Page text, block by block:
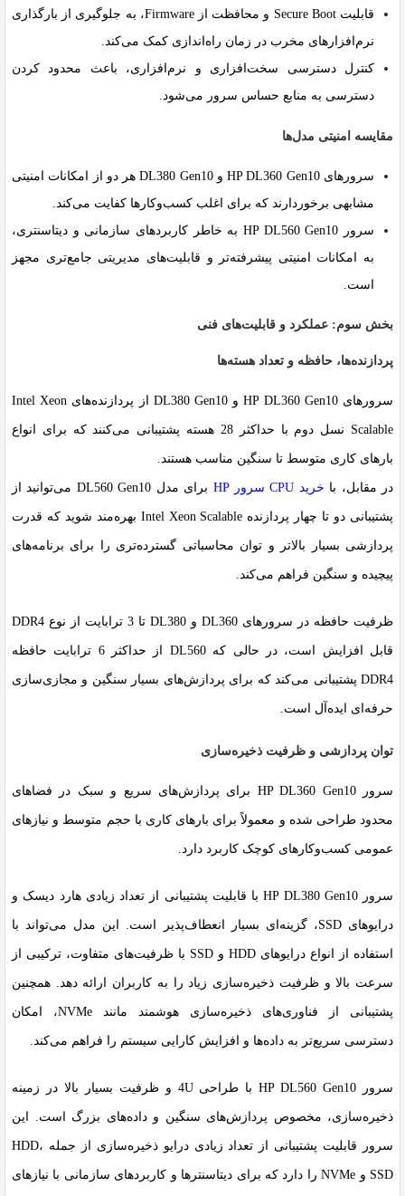
قابلیتSecure Boot
و محافظت از Firmware، به جلوگیری از بارگذاری
نرم‌افزارهای مخرب در زمان راه‌اندازی کمک می‌کند.
کنترل دسترسی سخت‌افزاری و نرم‌افزاری، باعث محدود کردن
دسترسی به منابع حساس سرور می‌شود.
مقایسه امنیتی مدل‌ها
سرورهای HP DL360 Gen10 و DL380 Gen10 هر دو از امکانات امنیتی
مشابهی برخوردارند که برای اغلب کسب‌وکارها کفایت می‌کند.
سرور HP DL560 Gen10 به خاطر کاربردهای سازمانی و دیتاسنتری،
به امکانات امنیتی پیشرفته‌تر و قابلیت‌های مدیریتی جامع‌تری مجهز
است.
بخش سوم: عملکرد و قابلیت‌های فنی
پردازنده‌ها، حافظه و تعداد هسته‌ها
سرورهایHP DL360 Gen10و DL380 Gen10 از پردازنده‌های Intel Xeon
Scalable نسل دوم با حداکثر 28 هسته پشتیبانی می‌کنند که برای انواع
بارهای کاری متوسط تا سنگین مناسب هستند.
در مقابل، با خرید CPU سرور HP برای مدل DL560 Gen10 می‌توانید از
پشتیبانی دو تا چهار پردازنده Intel Xeon Scalable بهره‌مند شوید که قدرت
پردازشی بسیار بالاتر و توان محاسباتی گسترده‌تری را برای برنامه‌های
پیچیده و سنگین فراهم می‌کند.
ظرفیت حافظه در سرورهای DL360 و DL380 تا 3 ترابایت از نوع DDR4
قابل افزایش است، در حالی که DL560 از حداکثر 6 ترابایت حافظه
DDR4 پشتیبانی می‌کند که برای پردازش‌های بسیار سنگین و مجازی‌سازی
حرفه‌ای ایده‌آل است.
توان پردازشی و ظرفیت ذخیره‌سازی
سرورHP DL360 Gen10 برای پردازش‌های سریع و سبک در فضاهای
محدود طراحی شده و معمولاً برای بارهای کاری با حجم متوسط و نیازهای
عمومی کسب‌وکارهای کوچک کاربرد دارد.
سرورHP DL380 Gen10با قابلیت پشتیبانی از تعداد زیادی هارد دیسک و
درایوهای SSD، گزینه‌ای بسیار انعطاف‌پذیر است. این مدل می‌تواند با
استفاده از انواع درایوهای HDD و SSD با ظرفیت‌های متفاوت، ترکیبی از
سرعت بالا و ظرفیت ذخیره‌سازی زیاد را به کاربران ارائه دهد. همچنین
پشتیبانی از فناوری‌های ذخیره‌سازی هوشمند مانند NVMe، امکان
دسترسی سریع‌تر به داده‌ها و افزایش کارایی سیستم را فراهم می‌کند.
سرور HP DL560 Gen10 با طراحی 4U و ظرفیت بسیار بالا در زمینه
ذخیره‌سازی، مخصوص پردازش‌های سنگین و داده‌های بزرگ است. این
سرور قابلیت پشتیبانی از تعداد زیادی درایو ذخیره‌سازی از جمله HDD،
SSD و NVMe را دارد که برای دیتاسنترها و کاربردهای سازمانی با نیازهای